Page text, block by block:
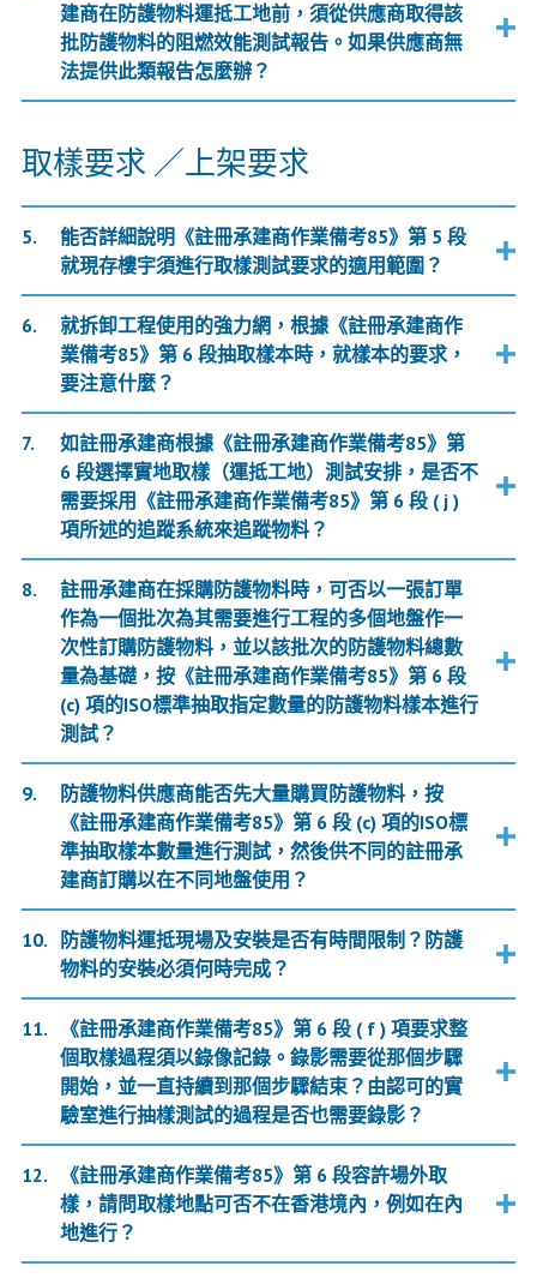
建商在防護物料運抵工地前，須從供應商取得該
批防護物料的阻燃效能測試報告。如果供應商無
法提供此類報告怎麼辦？
取樣要求 ／上架要求
能否詳細說明《註冊承建商作業備考85》第 5 段
就現存樓宇須進行取樣測試要求的適用範圍？
就拆卸工程使用的強力網，根據《註冊承建商作
業備考85》第 6 段抽取樣本時，就樣本的要求，
要注意什麼？
如註冊承建商根據《註冊承建商作業備考85》第
6 段選擇實地取樣（運抵工地）測試安排，是否不
需要採用《註冊承建商作業備考85》第 6 段 ( j )
項所述的追蹤系統來追蹤物料？
註冊承建商在採購防護物料時，可否以一張訂單
作為一個批次為其需要進行工程的多個地盤作一
次性訂購防護物料，並以該批次的防護物料總數
量為基礎，按《註冊承建商作業備考85》第 6 段
(c) 項的ISO標準抽取指定數量的防護物料樣本進行
測試？
防護物料供應商能否先大量購買防護物料，按
《註冊承建商作業備考85》第 6 段 (c) 項的ISO標
準抽取樣本數量進行測試，然後供不同的註冊承
建商訂購以在不同地盤使用？
防護物料運抵現場及安裝是否有時間限制？防護
物料的安裝必須何時完成？
《註冊承建商作業備考85》第 6 段 ( f ) 項要求整
個取樣過程須以錄像記錄。錄影需要從那個步驟
開始，並一直持續到那個步驟結束？由認可的實
驗室進行抽樣測試的過程是否也需要錄影？
《註冊承建商作業備考85》第 6 段容許場外取
樣，請問取樣地點可否不在香港境內，例如在內
地進行？